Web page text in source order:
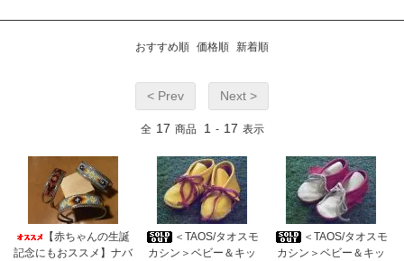
おすすめ順 価格順 新着順
< Prev Next >
全 17 商品 1 - 17 表示
【赤ちゃんの生誕
記念にもおススメ】ナバ
＜TAOS/タオスモ
カシン＞ベビー＆キッ
＜TAOS/タオスモ
カシン＞ベビー＆キッ